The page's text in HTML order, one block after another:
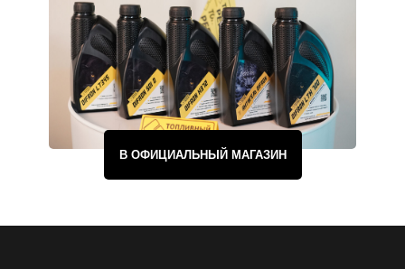
В ОФИЦИАЛЬНЫЙ МАГАЗИН